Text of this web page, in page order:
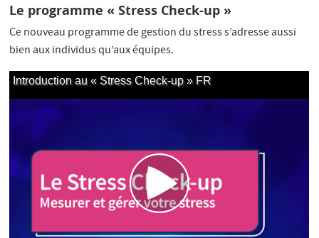
Le programme « Stress Check-up »
Ce nouveau programme de gestion du stress s’adresse aussi
bien aux individus qu’aux équipes.